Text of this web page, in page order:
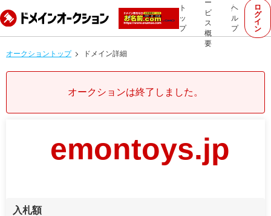
ト
ッ
プ
ー
ビ
ス
概
要
ヘ
ル
プ
ロ
グ
イ
ン
オークショントップ ドメイン詳細
オークションは終了しました。
emontoys.jp
入札額